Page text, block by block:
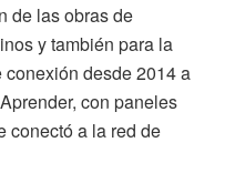
de las obras de
y también para la
conexión desde 2014 a
con paneles
conectó a la red de